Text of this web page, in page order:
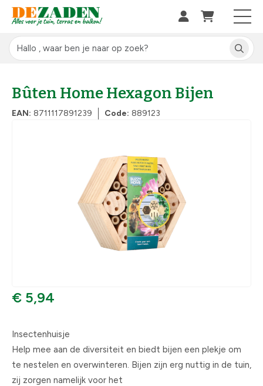
Bûten Home Hexagon Bijen
EAN: 8711117891239 Code: 889123
€ 5,94
Insectenhuisje
Help mee aan de diversiteit en biedt bijen een plekje om
te nestelen en overwinteren. Bijen zijn erg nuttig in de tuin,
zij zorgen namelijk voor het